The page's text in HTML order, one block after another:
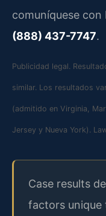
comuníquese con
(888) 437-7747.
Publicidad legal.
similar. Los resultados
(admitido en Virginia,
Jersey y Nueva York).
Case results
factors unique